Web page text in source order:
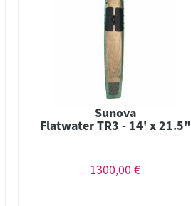
Sunova
Flatwater TR3 - 14' x 21.5"
1300,00 €